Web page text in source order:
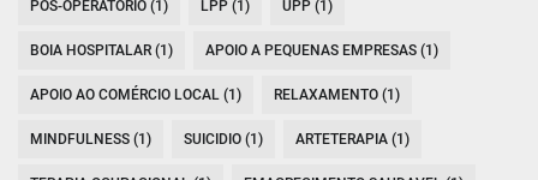
PÓS-OPERATÓRIO (1) LPP (1) UPP (1)
BOIA HOSPITALAR (1) APOIO A PEQUENAS EMPRESAS (1)
APOIO AO COMÉRCIO LOCAL (1) RELAXAMENTO (1)
MINDFULNESS (1) SUICIDIO (1) ARTETERAPIA (1)